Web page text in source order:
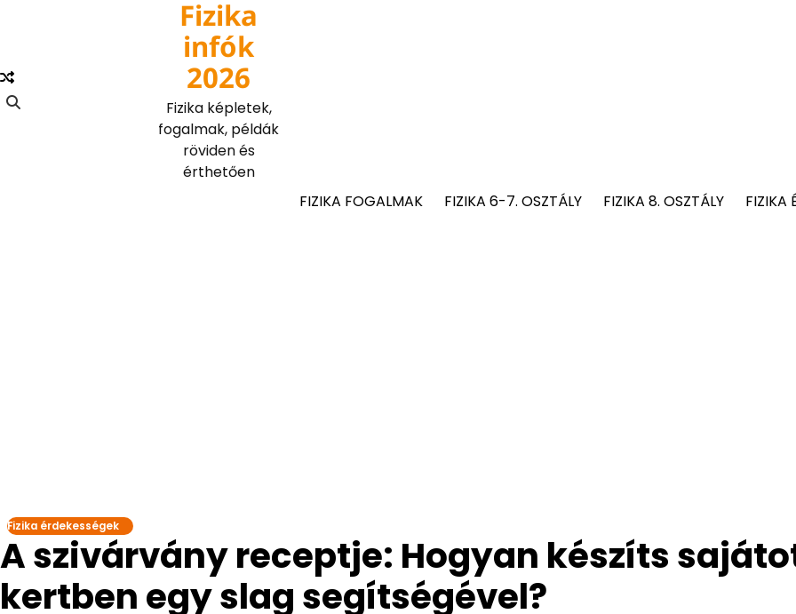
Fizika
infók
2026
Fizika képletek,
fogalmak, példák
röviden és
érthetően
FIZIKA FOGALMAK
FIZIKA 6-7. OSZTÁLY FIZIKA 8. OSZTÁLY FIZIKA
Fizika érdekességek
A szivárvány receptje: Hogyan készíts
kertben egy slag segítségével?